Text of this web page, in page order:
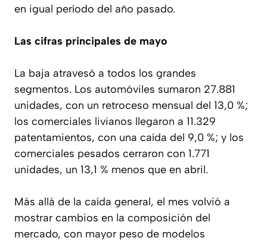
en igual período del año pasado.
Las cifras principales de mayo
La baja atravesó a todos los grandes
segmentos. Los automóviles sumaron 27.881
unidades, con un retroceso mensual del 13,0 %;
los comerciales livianos llegaron a 11.329
patentamientos, con una caída del 9,0 %; y los
comerciales pesados cerraron con 1.771
unidades, un 13,1 % menos que en abril.
Más allá de la caída general, el mes volvió a
mostrar cambios en la composición del
mercado, con mayor peso de modelos